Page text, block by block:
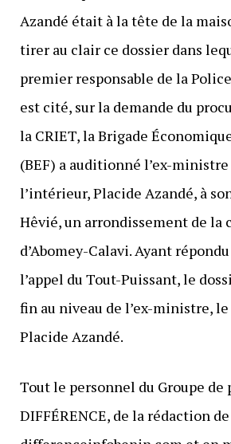
Azandé était à la tête de la
tirer au clair ce dossier dans
premier responsable de la
est cité, sur la demande du
la CRIET, la Brigade
(BEF) a auditionné l’ex-
l’intérieur, Placide Azandé, à
Hêvié, un arrondissement de la
d’Abomey-Calavi. Ayant
l’appel du Tout-Puissant, le
fin au niveau de l’ex-ministre,
Placide Azandé.
Tout le personnel du Groupe de
DIFFÉRENCE, de la rédaction de